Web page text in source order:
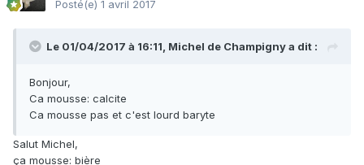
Posté(e) 1 avril 2017
Le 01/04/2017 à 16:11, Michel de Champignya dit :
Bonjour,
Ca mousse: calcite
Ca mousse pas et c'est lourd baryte
Salut Michel,
ça mousse: bière